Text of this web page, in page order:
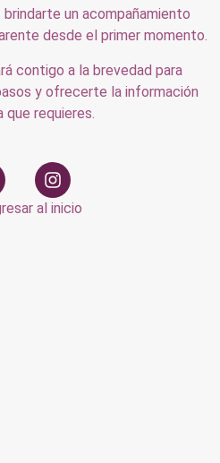
un acompañamiento
desde el primer momento.
contigo a la brevedad para
y ofrecerte la información
que requieres.
al inicio